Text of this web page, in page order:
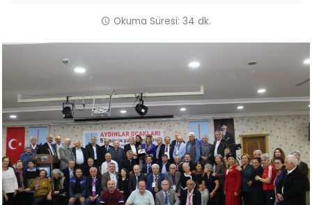
Okuma Süresi: 34 dk.